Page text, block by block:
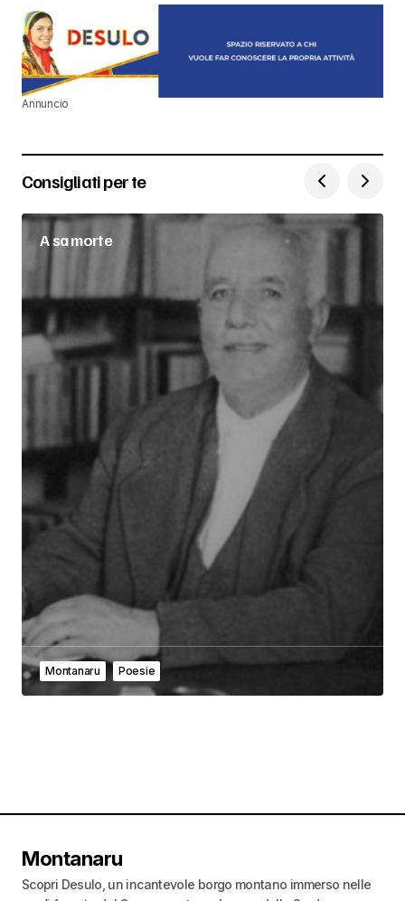
Annuncio
Consigliati per te
A sa morte
Montanaru Poesie
Montanaru
Scopri Desulo, un incantevole borgo montano immerso nelle